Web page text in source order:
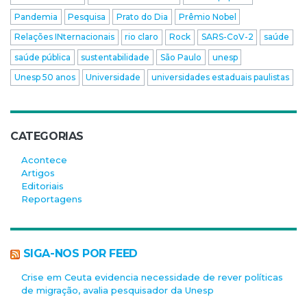
Pandemia
Pesquisa Prato do Dia
Prêmio Nobel
Relações INternacionais
rio claro Rock SARS-CoV-2
saúde
saúde pública
sustentabilidade São Paulo
unesp
Unesp 50 anos
Universidade universidades estaduais paulistas
CATEGORIAS
Acontece
Artigos
Editoriais
Reportagens
SIGA-NOS POR FEED
Crise em Ceuta evidencia necessidade de rever políticas
de migração, avalia pesquisador da Unesp